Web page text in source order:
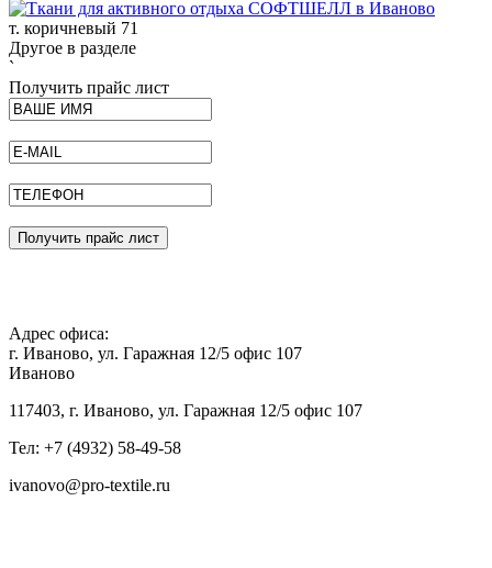
т. коричневый 71
Другое в разделе
`
Получить прайс лист
Получить прайс лист
Адрес офиса:
г. Иваново, ул. Гаражная 12/5 офис 107
Иваново
117403, г. Иваново, ул. Гаражная 12/5 офис 107
Тел: +7 (4932) 58-49-58
ivanovo@pro-textile.ru